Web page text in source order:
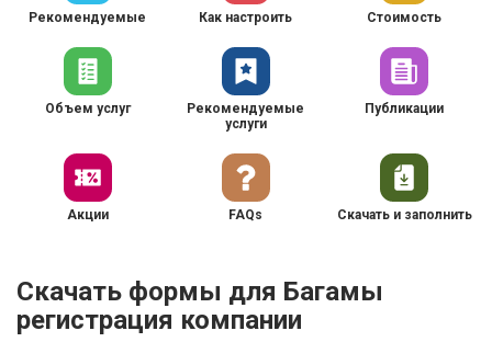
Рекомендуемые Как настроить Стоимость
Объем услуг
Рекомендуемые
услуги
Публикации
Акции FAQs Скачать и заполнить
Скачать формы для Багамы
регистрация компании